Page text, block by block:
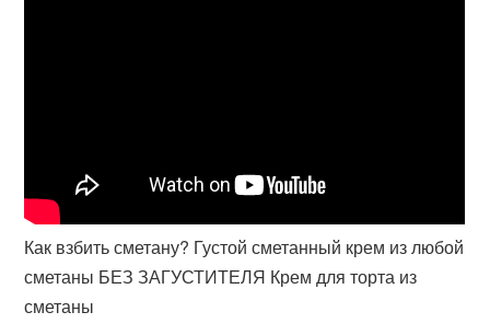
Как взбить сметану? Густой сметанный крем из любой
сметаны БЕЗ ЗАГУСТИТЕЛЯ Крем для торта из
сметаны